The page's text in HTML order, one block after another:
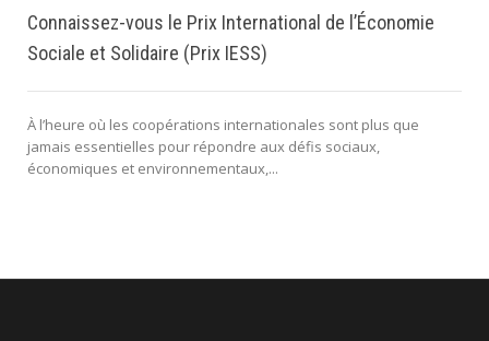
Connaissez-vous le Prix International de l’Économie
Sociale et Solidaire (Prix IESS)
À l’heure où les coopérations internationales sont plus que
jamais essentielles pour répondre aux défis sociaux,
économiques et environnementaux,...